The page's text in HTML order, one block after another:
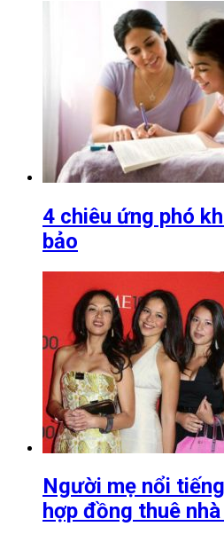
4 chiêu ứng phó
bảo
Người mẹ nổi
hợp đồng thuê